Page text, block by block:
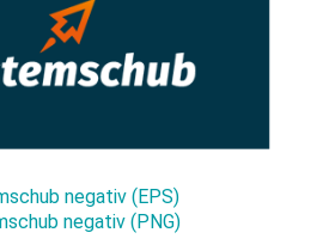
negativ (EPS)
negativ (PNG)